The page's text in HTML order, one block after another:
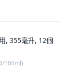
, 355毫升, 12個
100ml)